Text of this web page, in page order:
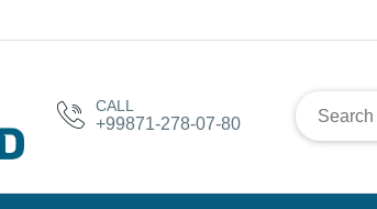
CALL
+99871-278-07-80